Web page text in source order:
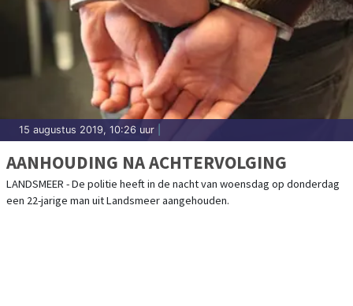
15 augustus 2019, 10:26 uur
AANHOUDING NA ACHTERVOLGING
LANDSMEER - De politie heeft in de nacht van woensdag op donderdag
een 22-jarige man uit Landsmeer aangehouden.